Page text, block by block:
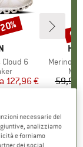
6
di prodotti
ridotto
127,96 €
4,7
48
Articolo
MerinoMix150
59,95
necessarie del
analizziamo
e forniamo
dei social